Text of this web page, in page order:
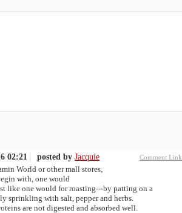
Comment Link
02:21 posted by Jacquie
World or other mall stores,
with, one would
like one would for roasting---by patting on a
sprinkling with salt, pepper and herbs.
are not digested and absorbed well.